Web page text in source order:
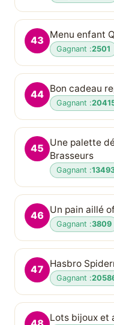
43 Menu enfant
Gagnant :2501
44 Bon cadeau
Gagnant :
45
Une palette
Brasseurs
Gagnant :
46 Un pain aillé
Gagnant :3809
47 Hasbro
Gagnant :
Lots bijoux et